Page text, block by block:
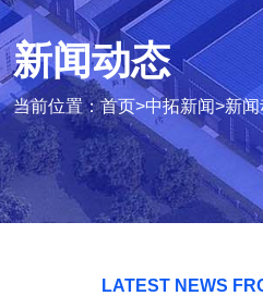
新闻动态
当前位置：首页>中拓新闻>新
LATEST NEWS